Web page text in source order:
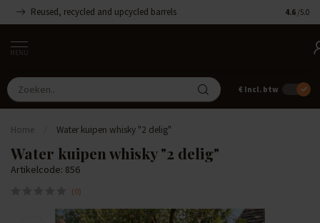
Reused, recycled and upcycled barrels 4.6 /5.0
MENU
€ Incl. btw
Home Water kuipen whisky "2 delig"
Water kuipen whisky "2 delig"
Artikelcode: 856
(0)